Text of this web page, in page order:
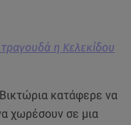
η Κελεκίδου
κατάφερε να
χωρέσουν σε μια